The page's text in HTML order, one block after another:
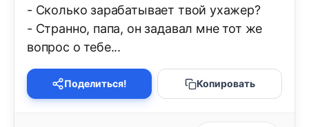
- Сколько зарабатывает твой ухажер?
- Странно, папа, он задавал мне тот же
вопрос о тебе...
Поделиться! Копировать